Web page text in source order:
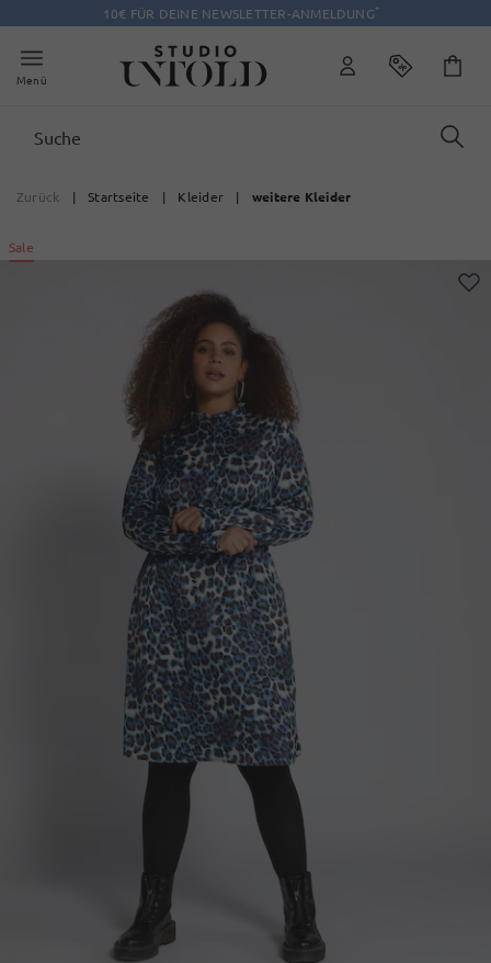
10€ FÜR DEINE NEWSLETTER-ANMELDUNG*
Menü
Zurück | Startseite | Kleider | weitere Kleider
Sale